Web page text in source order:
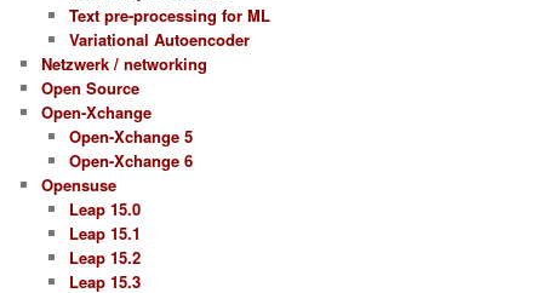
Text pre-processing for ML
Variational Autoencoder
Netzwerk / networking
Open Source
Open-Xchange
Open-Xchange 5
Open-Xchange 6
Opensuse
Leap 15.0
Leap 15.1
Leap 15.2
Leap 15.3